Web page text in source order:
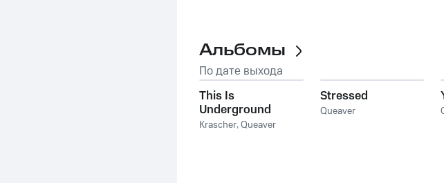
Альбомы
По дате выхода
This Is
Underground
Krascher,Queaver
Stressed
Queaver